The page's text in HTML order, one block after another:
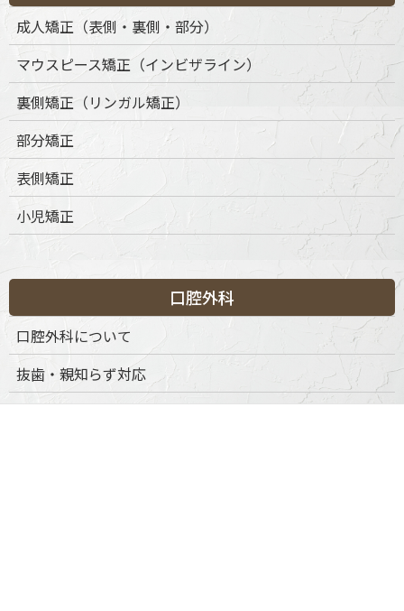
成人矯正（表側・裏側・部分）
マウスピース矯正（インビザライン）
裏側矯正（リンガル矯正）
部分矯正
表側矯正
小児矯正
口腔外科
口腔外科について
抜歯・親知らず対応
歯ぎしり・食いしばり